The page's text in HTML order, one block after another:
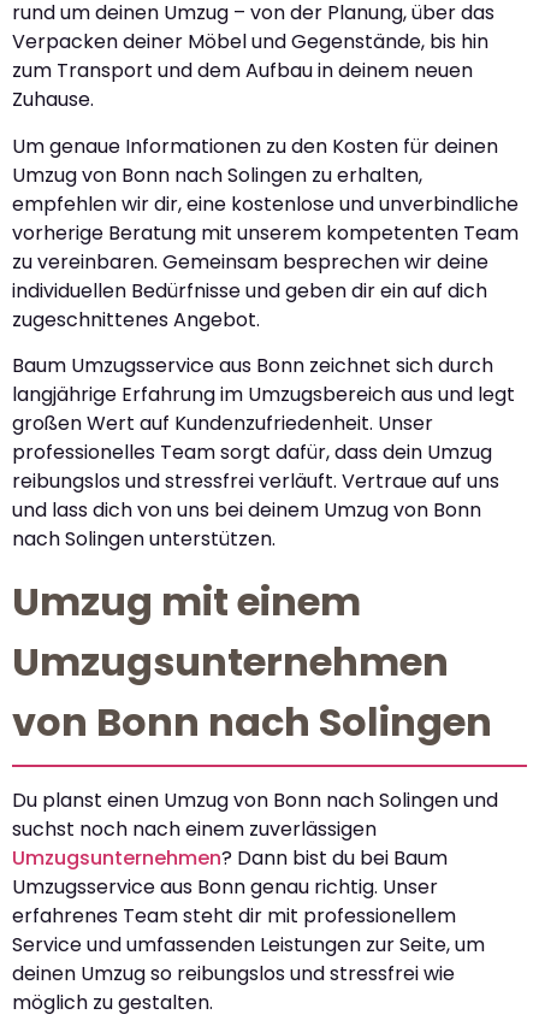
rund um deinen Umzug – von der Planung, über das
Verpacken deiner Möbel und Gegenstände, bis hin
zum Transport und dem Aufbau in deinem neuen
Zuhause.
Um genaue Informationen zu den Kosten für deinen
Umzug von Bonn nach Solingen zu erhalten,
empfehlen wir dir, eine kostenlose und unverbindliche
vorherige Beratung mit unserem kompetenten Team
zu vereinbaren. Gemeinsam besprechen wir deine
individuellen Bedürfnisse und geben dir ein auf dich
zugeschnittenes Angebot.
Baum Umzugsservice aus Bonn zeichnet sich durch
langjährige Erfahrung im Umzugsbereich aus und legt
großen Wert auf Kundenzufriedenheit. Unser
professionelles Team sorgt dafür, dass dein Umzug
reibungslos und stressfrei verläuft. Vertraue auf uns
und lass dich von uns bei deinem Umzug von Bonn
nach Solingen unterstützen.
Umzug mit einem
Umzugsunternehmen
von Bonn nach Solingen
Du planst einen Umzug von Bonn nach Solingen und
suchst noch nach einem zuverlässigen
Umzugsunternehmen? Dann bist du bei Baum
Umzugsservice aus Bonn genau richtig. Unser
erfahrenes Team steht dir mit professionellem
Service und umfassenden Leistungen zur Seite, um
deinen Umzug so reibungslos und stressfrei wie
möglich zu gestalten.